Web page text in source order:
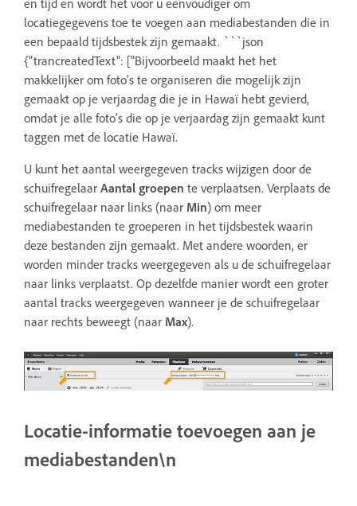
en tijd en wordt het voor u eenvoudiger om
locatiegegevens toe te voegen aan mediabestanden die in
een bepaald tijdsbestek zijn gemaakt. ```json
{"trancreatedText": ["Bijvoorbeeld maakt het het
makkelijker om foto's te organiseren die mogelijk zijn
gemaakt op je verjaardag die je in Hawaï hebt gevierd,
omdat je alle foto's die op je verjaardag zijn gemaakt kunt
taggen met de locatie Hawaï.
U kunt het aantal weergegeven tracks wijzigen door de
schuifregelaar Aantal groepen te verplaatsen. Verplaats de
schuifregelaar naar links (naar Min) om meer
mediabestanden te groeperen in het tijdsbestek waarin
deze bestanden zijn gemaakt. Met andere woorden, er
worden minder tracks weergegeven als u de schuifregelaar
naar links verplaatst. Op dezelfde manier wordt een groter
aantal tracks weergegeven wanneer je de schuifregelaar
naar rechts beweegt (naar Max).
Locatie-informatie toevoegen aan je
mediabestanden\n